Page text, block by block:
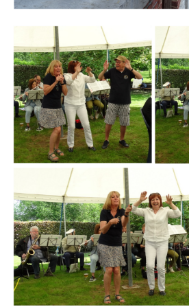
Branding
ARMCHAIR